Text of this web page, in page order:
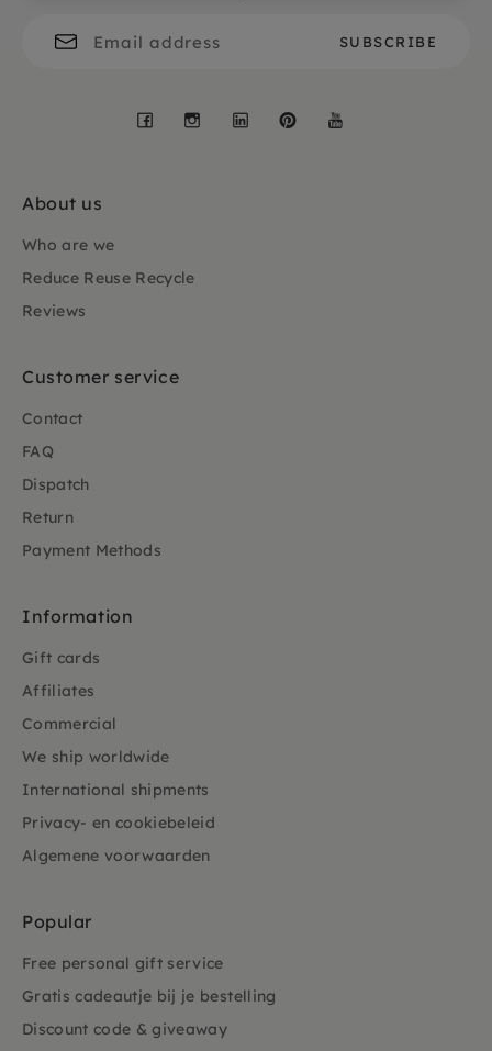
Facebook
Instagram
LinkedInPinterest
About us
Who are we
Reduce Reuse Recycle
Reviews
Customer service
Contact
FAQ
Dispatch
Return
Payment Methods
Information
Gift cards
Affiliates
Commercial
We ship worldwide
International shipments
Privacy- en cookiebeleid
Algemene voorwaarden
Popular
Free personal gift service
Gratis cadeautje bij je bestelling
Discount code & giveaway